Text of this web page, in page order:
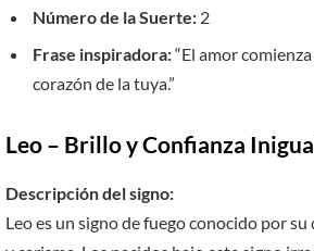
Número de la Suerte: 2
Frase inspiradora:“El amor
corazón de la tuya.”
Leo – Brillo y Confianza
Descripción del signo:
Leo es un signo de fuego conocido por